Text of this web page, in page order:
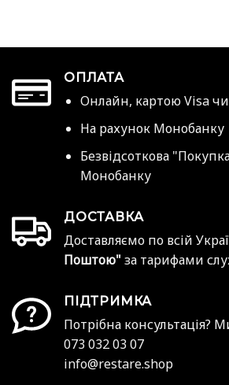
ОПЛАТА
Онлайн, картою Visa
На рахунок Монобанку
Безвідсоткова
Монобанку
ДОСТАВКА
Доставляємо по всій
Поштою" за тарифами
ПІДТРИМКА
Потрібна консультація?
073 032 03 07
info@restare.shop